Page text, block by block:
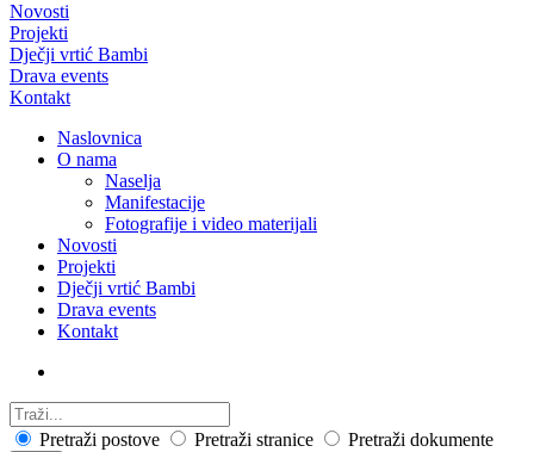
Novosti
Projekti
Dječji vrtić Bambi
Drava events
Kontakt
Naslovnica
O nama
Naselja
Manifestacije
Fotografije i video materijali
Novosti
Projekti
Dječji vrtić Bambi
Drava events
Kontakt
Pretraži postove Pretraži stranice Pretraži dokumente